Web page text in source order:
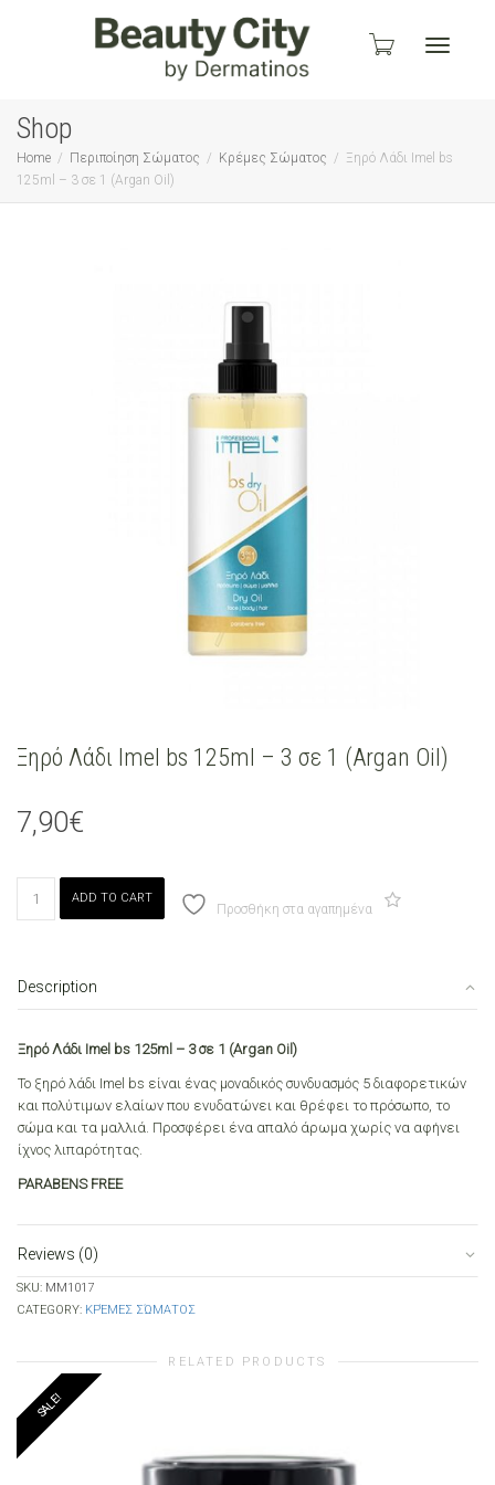
Shop
Home Περιποίηση Σώματος Κρέμες Σώματος
Ξηρό Λάδι Imel bs
125ml – 3 σε 1 (Argan Oil)
Ξηρό Λάδι Imel bs 125ml – 3 σε 1 (Argan Oil)
7,90€
Λάδι
-
σε
(Argan
Oil)
quantity
ADD TO CART
Προσθήκη στα αγαπημένα
Description
Ξηρό Λάδι Imel bs 125ml – 3 σε 1 (Argan Oil)
Το ξηρό λάδι Imel bs είναι ένας μοναδικός συνδυασμός 5 διαφορετικών
και πολύτιμων ελαίων που ενυδατώνει και θρέφει το πρόσωπο, το
σώμα και τα μαλλιά. Προσφέρει ένα απαλό άρωμα χωρίς να αφήνει
ίχνος λιπαρότητας.
PARABENS FREE
Reviews (0)
SKU: ΜΜ1017
CATEGORY: ΚΡΈΜΕΣ ΣΏΜΑΤΟΣ
RELATED PRODUCTS
SALE!